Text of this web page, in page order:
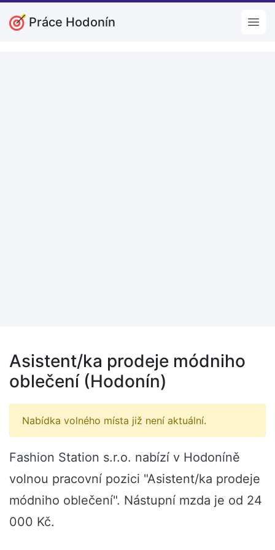
Práce Hodonín
Asistent/ka prodeje módniho
oblečení (Hodonín)
Nabídka volného místa již není aktuální.
Fashion Station s.r.o. nabízí v Hodoníně
volnou pracovní pozici "Asistent/ka prodeje
módniho oblečení". Nástupní mzda je od 24
000 Kč.